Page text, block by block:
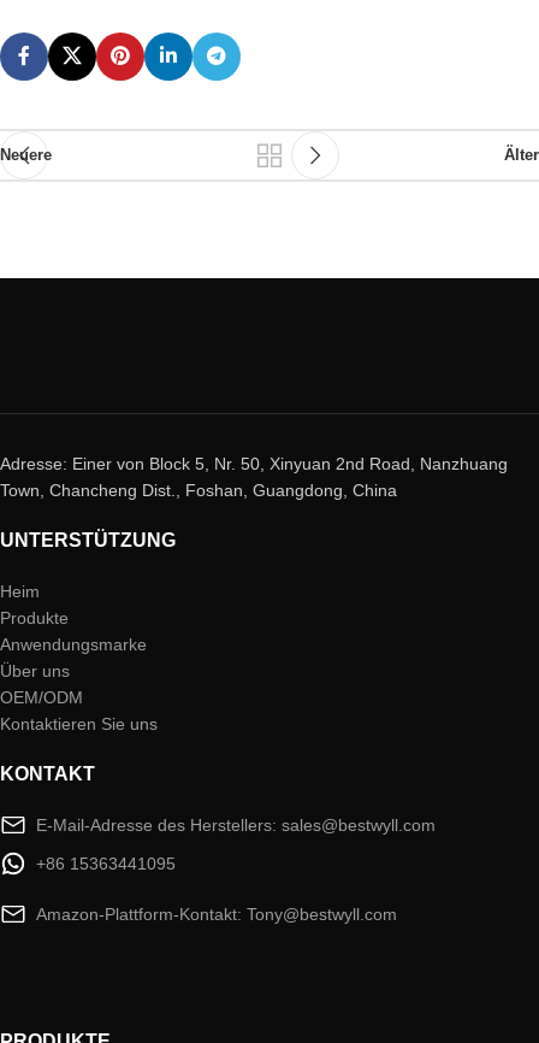
Neuere Älter
Adresse: Einer von Block 5, Nr. 50, Xinyuan 2nd Road, Nanzhuang
Town, Chancheng Dist., Foshan, Guangdong, China
UNTERSTÜTZUNG
Heim
Produkte
Anwendungsmarke
Über uns
OEM/ODM
Kontaktieren Sie uns
KONTAKT
E-Mail-Adresse des Herstellers: sales@bestwyll.com
+86 15363441095
Amazon-Plattform-Kontakt: Tony@bestwyll.com